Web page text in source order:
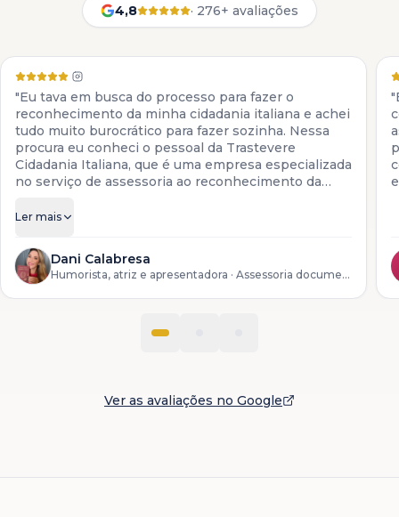
4,8 · 276+ avaliações
"Eu tava em busca do processo para fazer o
reconhecimento da minha cidadania italiana e achei
tudo muito burocrático para fazer sozinha. Nessa
procura eu conheci o pessoal da Trastevere
Cidadania Italiana, que é uma empresa especializada
no serviço de assessoria ao reconhecimento da
os serviços para descendentes de italianos, desde a
do processo lá na Itália."
Ler mais
Dani Calabresa
Humorista, atriz e apresentadora · Assessoria documental
Ver as avaliações no Google